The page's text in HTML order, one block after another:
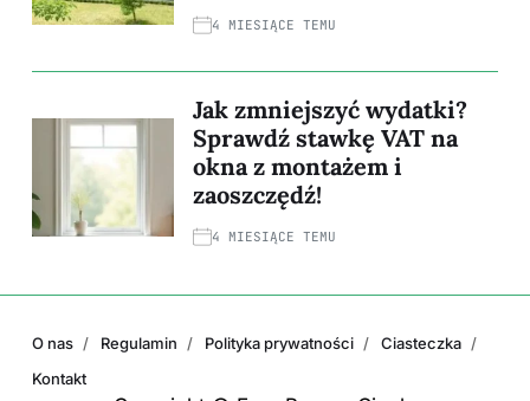
4 MIESIĄCE TEMU
Jak zmniejszyć wydatki?
Sprawdź stawkę VAT na
okna z montażem i
zaoszczędź!
4 MIESIĄCE TEMU
O nas Regulamin Polityka prywatności
Ciasteczka
Kontakt